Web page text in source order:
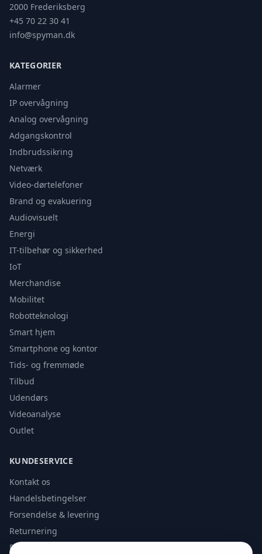
2000 Frederiksberg
+45 70 22 30 41
info@spyman.dk
KATEGORIER
Alarmer
IP overvågning
Analog overvågning
Adgangskontrol
Indbrudssikring
Netværk
Video-dørtelefoner
Brand og evakuering
Audiovisuelt
Energi
IT-tilbehør og sikkerhed
IoT
Merchandise
Mobilitet
Robotteknologi
Smart hjem
Smartphone og kontor
Tids- og fremmøde
Tilbud
Udendørs
Videoanalyse
Outlet
KUNDESERVICE
Kontakt os
Handelsbetingelser
Forsendelse & levering
Returnering
Privatlivspolitik